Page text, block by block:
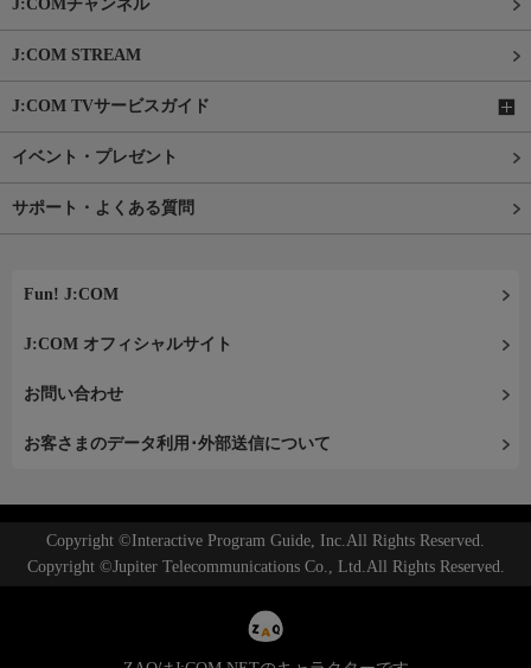
J:COMチャンネル
J:COM STREAM
J:COM TVサービスガイド
イベント・プレゼント
サポート・よくある質問
Fun! J:COM
J:COM オフィシャルサイト
お問い合わせ
お客さまのデータ利用･外部送信について
Copyright ©Interactive Program Guide, Inc.All Rights Reserved.
Copyright ©Jupiter Telecommunications Co., Ltd.All Rights Reserved.